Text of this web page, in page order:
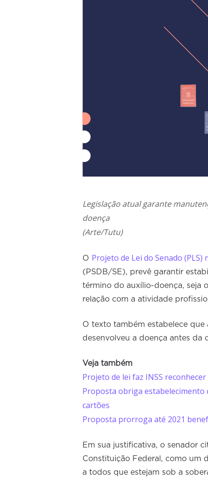
Legislação atual garante
doença
(Arte/Tutu)
O Projeto de Lei do Senado (PLS)
(PSDB/SE), prevê garantir
término do auxílio-doença, seja
relação com a atividade
O texto também estabelece
desenvolveu a doença antes da
Veja também
Projeto de lei faz INSS
Proposta obriga estabelecimento
cartões
Proposta prorroga até 2021
Em sua justificativa, o senador
Constituição Federal, como um
a todos que estejam sob a